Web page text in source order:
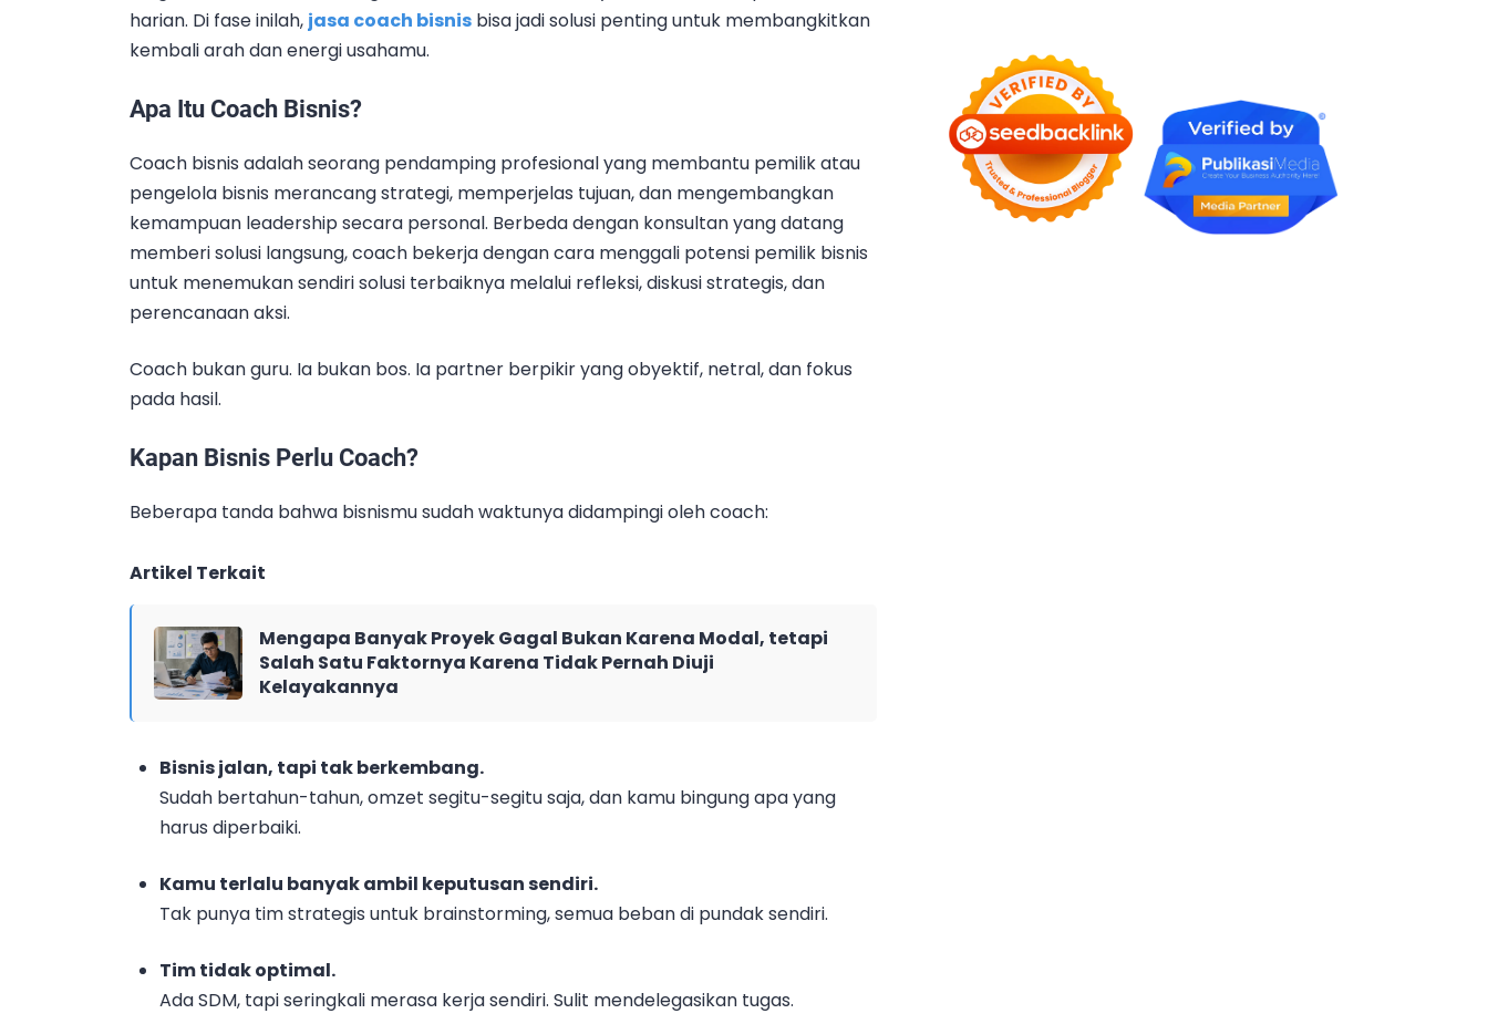
harian. Di fase inilah, jasa coach bisnis bisa jadi solusi penting untuk membangkitkan
kembali arah dan energi usahamu.
Apa Itu Coach Bisnis?
Coach bisnis adalah seorang pendamping profesional yang membantu pemilik atau
pengelola bisnis merancang strategi, memperjelas tujuan, dan mengembangkan
kemampuan leadership secara personal. Berbeda dengan konsultan yang datang
memberi solusi langsung, coach bekerja dengan cara menggali potensi pemilik bisnis
untuk menemukan sendiri solusi terbaiknya melalui refleksi, diskusi strategis, dan
perencanaan aksi.
Coach bukan guru. Ia bukan bos. Ia partner berpikir yang obyektif, netral, dan fokus
pada hasil.
Kapan Bisnis Perlu Coach?
Beberapa tanda bahwa bisnismu sudah waktunya didampingi oleh coach:
Artikel Terkait
Mengapa Banyak Proyek Gagal Bukan Karena Modal, tetapi
Salah Satu Faktornya Karena Tidak Pernah Diuji
Kelayakannya
Bisnis jalan, tapi tak berkembang.
Sudah bertahun-tahun, omzet segitu-segitu saja, dan kamu bingung apa yang
harus diperbaiki.
Kamu terlalu banyak ambil keputusan sendiri.
Tak punya tim strategis untuk brainstorming, semua beban di pundak sendiri.
Tim tidak optimal.
Ada SDM, tapi seringkali merasa kerja sendiri. Sulit mendelegasikan tugas.